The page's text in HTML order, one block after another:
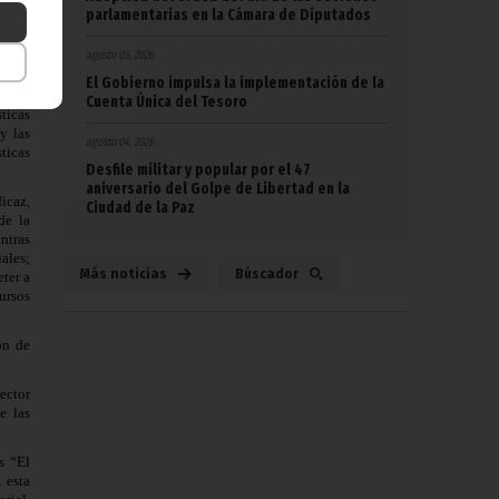
las
y
el
las
la
a
de
las
“El
parlamentarias en la Cámara de Diputados
agosto 05, 2026
El Gobierno impulsa la implementación de la
Cuenta Única del Tesoro
agosto 04, 2026
Desfile militar y popular por el 47
aniversario del Golpe de Libertad en la
Ciudad de la Paz
Más noticias Búscador